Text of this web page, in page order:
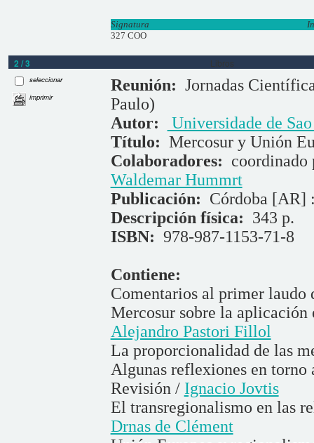
Signatura
327 COO
2 / 3 Libros
seleccionar
imprimir
Reunión: Jornadas
Paulo)
Autor:
Universidade de
Título: Mercosur y Unión
Colaboradores:
Waldemar Hummrt
Publicación: Córdoba [AR]
Descripción física: 343 p.
ISBN: 978-987-1153-71-8
Contiene:
Comentarios al primer laudo
Mercosur sobre la aplicación
Alejandro Pastori Fillol
La proporcionalidad de las
Algunas reflexiones en
Revisión / Ignacio Jovtis
El transregionalismo en las
Drnas de Clément